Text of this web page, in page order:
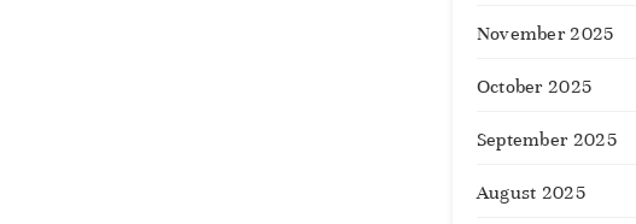
November 2025
October 2025
September 2025
August 2025